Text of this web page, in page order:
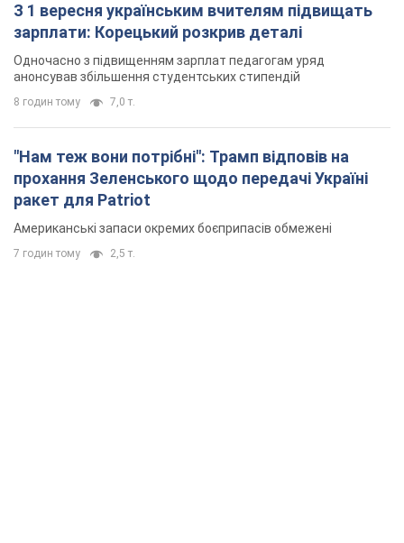
З 1 вересня українським вчителям підвищать
зарплати: Корецький розкрив деталі
Одночасно з підвищенням зарплат педагогам уряд
анонсував збільшення студентських стипендій
8 годин тому 7,0 т.
"Нам теж вони потрібні": Трамп відповів на
прохання Зеленського щодо передачі Україні
ракет для Patriot
Американські запаси окремих боєприпасів обмежені
7 годин тому 2,5 т.